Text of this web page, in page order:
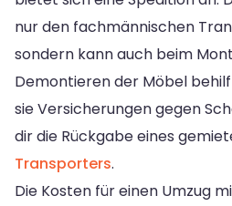
nur den fachmännischen
sondern kann auch beim
Demontieren der Möbel
sie Versicherungen gegen
dir die Rückgabe eines
Transporters.
Die Kosten für einen Umzug